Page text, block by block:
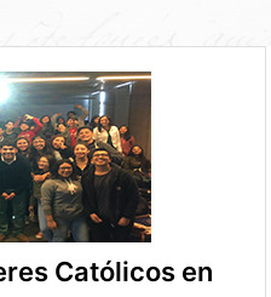
Católicos en